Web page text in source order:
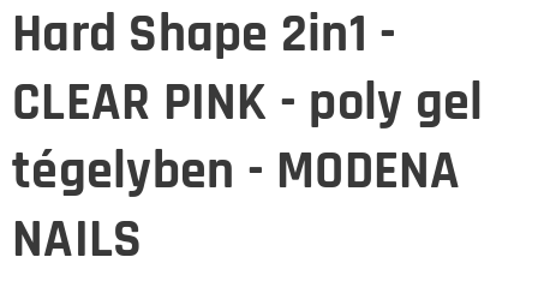
Hard Shape 2in1 -
CLEAR PINK - poly gel
tégelyben - MODENA
NAILS